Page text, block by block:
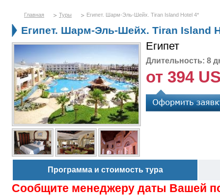
Главная Туры Египет. Шарм-Эль-Шейх. Tiran Island Hotel 4*
Египет. Шарм-Эль-Шейх. Tiran Island
Египет
Длительность: 8
от 394
Программа и стоимость тура
Сообщите менеджеру даты Вашей